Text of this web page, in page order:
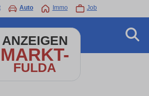
Auto Immo Job
ANZEIGEN
MARKT-
FULDA